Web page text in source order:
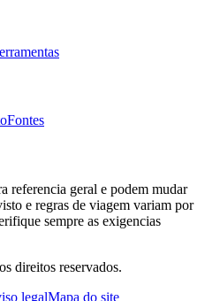
Fontes
referencia geral e podem mudar
e regras de viagem variam por
sempre as exigencias
direitos reservados.
legalMapa do site